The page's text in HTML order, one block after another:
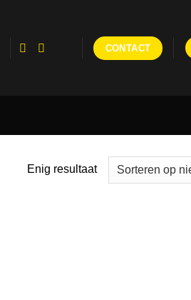
CONTACT
Enig resultaat